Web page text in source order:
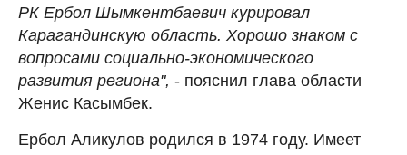
РК Ербол Шымкентбаевич курировал
Карагандинскую область. Хорошо знаком с
вопросами социально-экономического
развития региона", - пояснил глава области
Женис Касымбек.
Ербол Аликулов родился в 1974 году. Имеет